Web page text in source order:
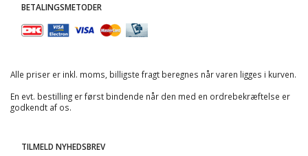
BETALINGSMETODER
Alle priser er inkl. moms, billigste fragt beregnes når varen ligges i kurven.
En evt. bestilling er først bindende når den med en ordrebekræftelse er
godkendt af os.
TILMELD NYHEDSBREV